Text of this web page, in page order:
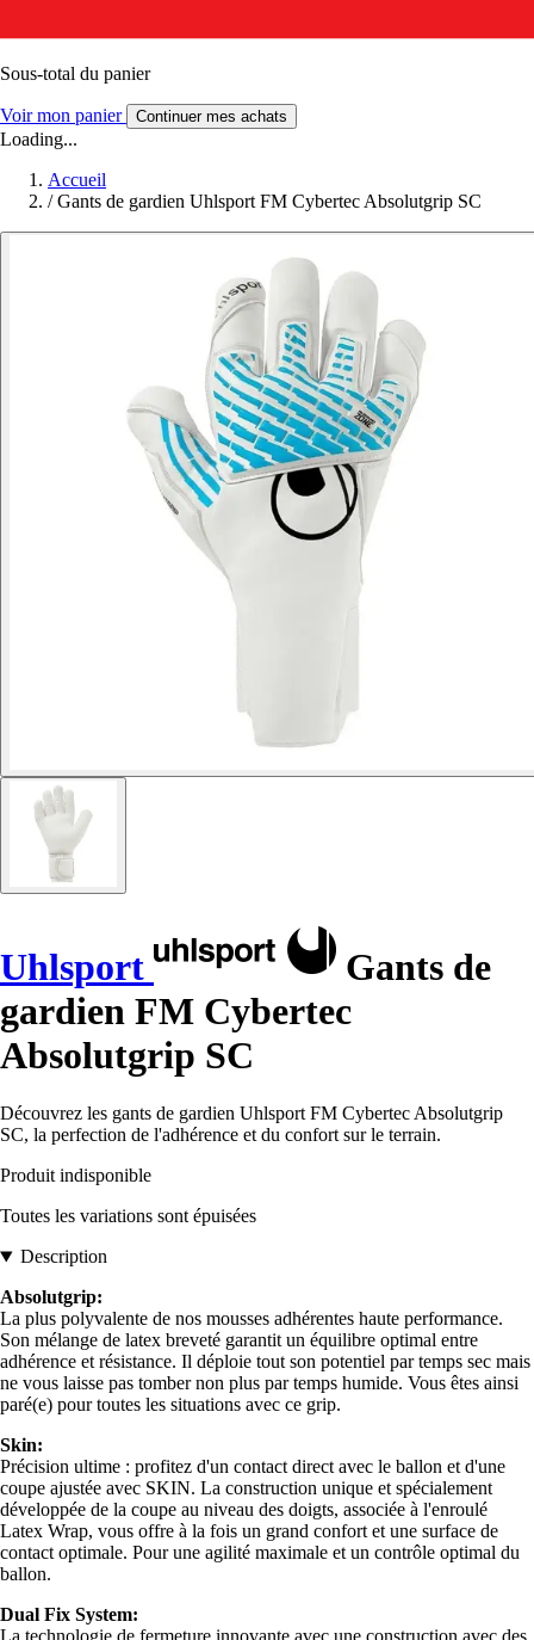
Sous-total du panier
Voir mon panier Continuer mes achats
Loading...
Accueil
/ Gants de gardien Uhlsport FM Cybertec Absolutgrip SC
Uhlsport
Gants de
gardien FM Cybertec
Absolutgrip SC
Découvrez les gants de gardien Uhlsport FM Cybertec Absolutgrip
SC, la perfection de l'adhérence et du confort sur le terrain.
Produit indisponible
Toutes les variations sont épuisées
Description
Absolutgrip:
La plus polyvalente de nos mousses adhérentes haute performance.
Son mélange de latex breveté garantit un équilibre optimal entre
adhérence et résistance. Il déploie tout son potentiel par temps sec mais
ne vous laisse pas tomber non plus par temps humide. Vous êtes ainsi
paré(e) pour toutes les situations avec ce grip.
Skin:
Précision ultime : profitez d'un contact direct avec le ballon et d'une
coupe ajustée avec SKIN. La construction unique et spécialement
développée de la coupe au niveau des doigts, associée à l'enroulé
Latex Wrap, vous offre à la fois un grand confort et une surface de
contact optimale. Pour une agilité maximale et un contrôle optimal du
ballon.
Dual Fix System: